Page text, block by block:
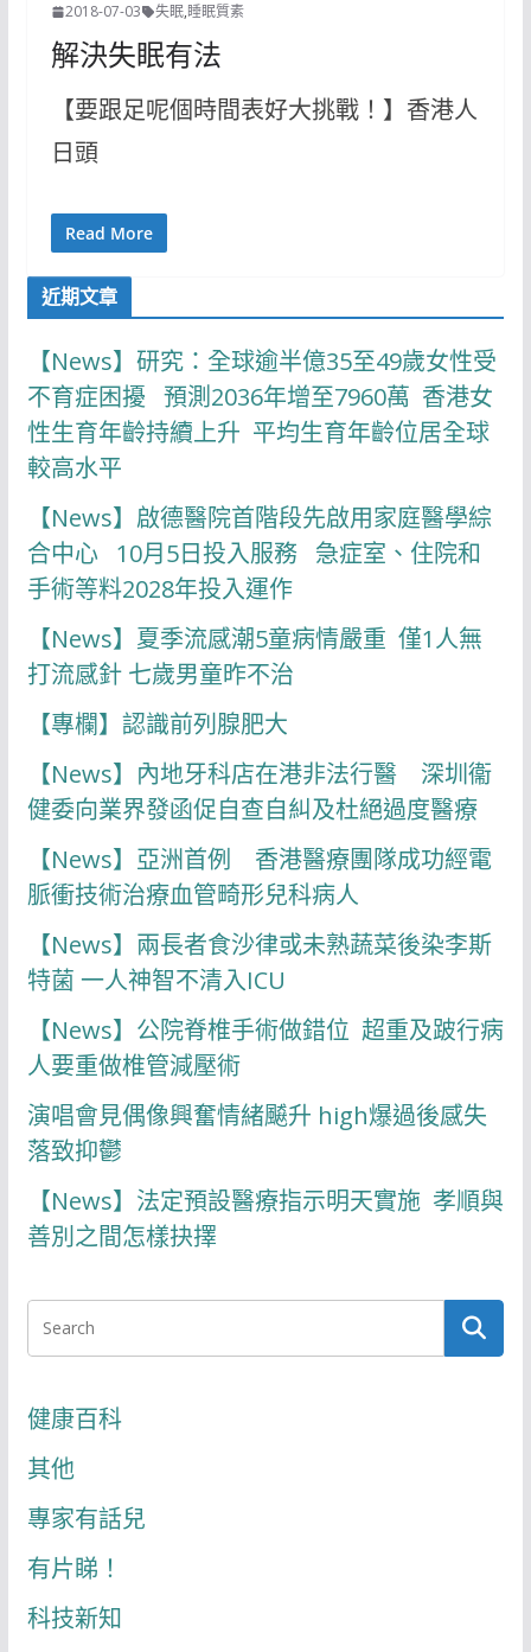
2018-07-03 失眠,睡眠質素
解決失眠有法
【要跟足呢個時間表好大挑戰！】香港人
日頭
Read More
近期文章
【News】研究：全球逾半億35至49歲女性受
不育症困擾 預測2036年增至7960萬 香港女
性生育年齡持續上升 平均生育年齡位居全球
較高水平
【News】啟德醫院首階段先啟用家庭醫學綜
合中心 10月5日投入服務 急症室、住院和
手術等料2028年投入運作
【News】夏季流感潮5童病情嚴重 僅1人無
打流感針 七歲男童昨不治
【專欄】認識前列腺肥大
【News】內地牙科店在港非法行醫 深圳衞
健委向業界發函促自查自糾及杜絕過度醫療
【News】亞洲首例 香港醫療團隊成功經電
脈衝技術治療血管畸形兒科病人
【News】兩長者食沙律或未熟蔬菜後染李斯
特菌 一人神智不清入ICU
【News】公院脊椎手術做錯位 超重及跛行病
人要重做椎管減壓術
演唱會見偶像興奮情緒飇升 high爆過後感失
落致抑鬱
【News】法定預設醫療指示明天實施 孝順與
善別之間怎樣抉擇
健康百科
其他
專家有話兒
有片睇！
科技新知